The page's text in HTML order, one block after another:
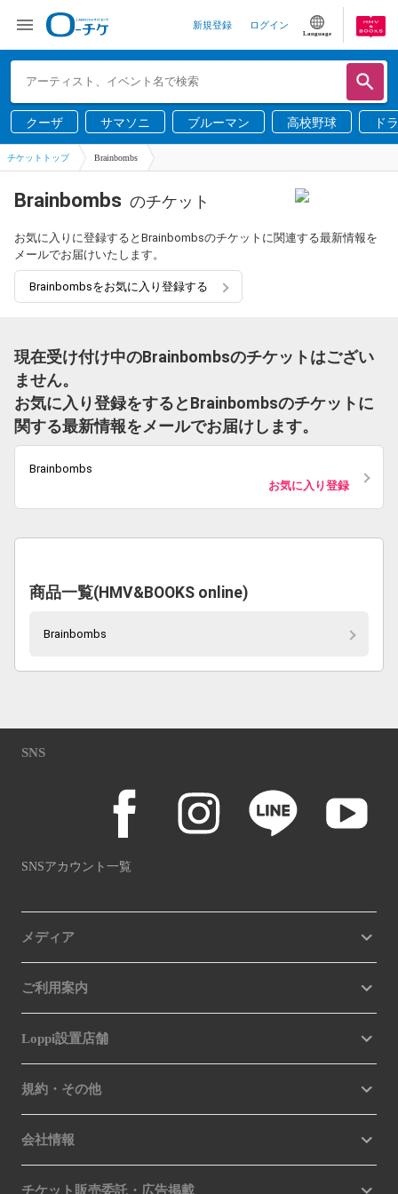
新規登録 ログイン
Language
クーザ サマソニ ブルーマン 高校野球 ド
チケットトップ Brainbombs
Brainbombs のチケット
お気に入りに登録するとBrainbombsのチケットに関連する最新情報を
メールでお届けいたします。
Brainbombsをお気に入り登録する
現在受け付け中のBrainbombsのチケットはござい
ません。
お気に入り登録をするとBrainbombsのチケットに
関する最新情報をメールでお届けします。
Brainbombs
お気に入り登録
商品一覧(HMV&BOOKS online)
Brainbombs
SNS
SNSアカウント一覧
メディア
ご利用案内
Loppi設置店舗
規約・その他
会社情報
チケット販売委託・広告掲載